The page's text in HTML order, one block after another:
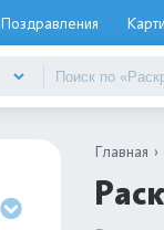
Поздравления
Главная